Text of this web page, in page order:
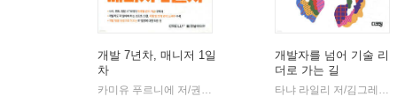
개발 7년차, 매니저 1일
차
카미유 푸르니에 저/권원상,한민주 공역 | 한빛미디어
개발자를 넘어 기술 리
더로 가는 길
타냐 라일리 저/김그레이스 역